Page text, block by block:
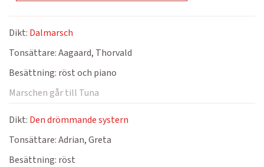
Dikt: Dalmarsch
Tonsättare:Aagaard, Thorvald
Besättning: röst och piano
Marschen går till Tuna
Dikt: Den drömmande systern
Tonsättare:Adrian, Greta
Besättning: röst